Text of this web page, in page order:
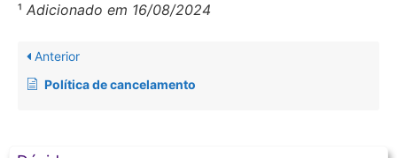
¹ Adicionado em 16/08/2024
Anterior
Política de cancelamento